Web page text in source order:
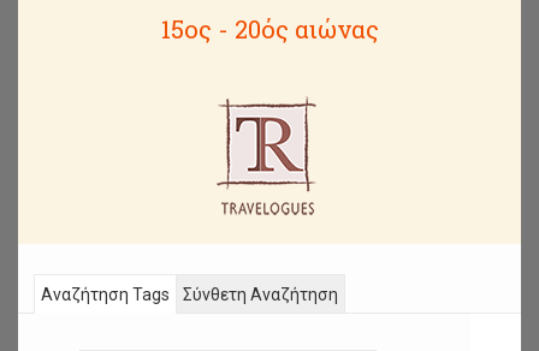
15ος - 20ός αιώνας
Αναζήτηση Tags Σύνθετη Αναζήτηση